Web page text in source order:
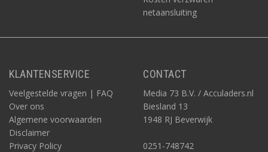
netaansluiting
KLANTENSERVICE
Veelgestelde vragen | FAQ
Over ons
Algemene voorwaarden
Disclaimer
Privacy Policy
CONTACT
Media 73 B.V. / Acculaders.nl
Biesland 13
1948 RJ Beverwijk
0251-748742